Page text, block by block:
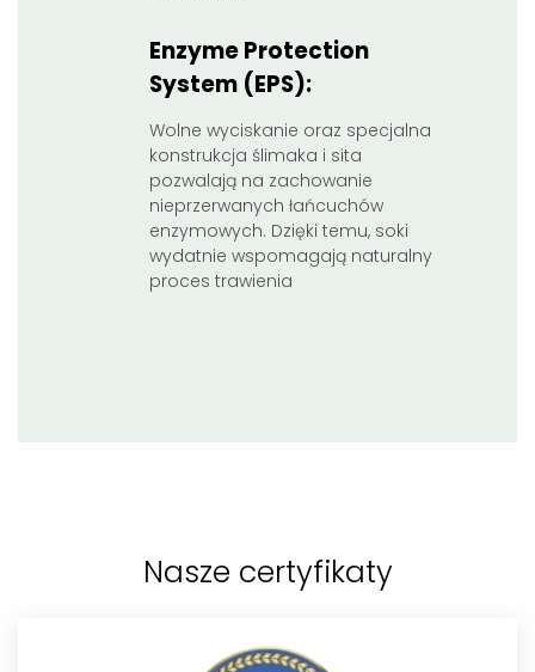
Enzyme Protection
System (EPS):
Wolne wyciskanie oraz specjalna
konstrukcja ślimaka i sita
pozwalają na zachowanie
nieprzerwanych łańcuchów
enzymowych. Dzięki temu, soki
wydatnie wspomagają naturalny
proces trawienia
Nasze certyfikaty